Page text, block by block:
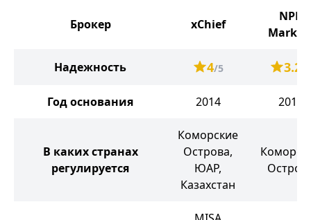
Брокер xChief
NPB
Надежность 4/5 3.2
Год основания 2014 2016
В каких странах
регулируется
Коморские
Острова,
ЮАР,
Казахстан